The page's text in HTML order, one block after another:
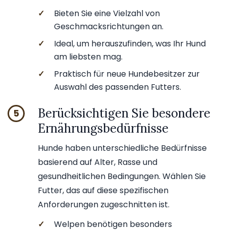
✓
Bieten Sie eine Vielzahl von
Geschmacksrichtungen an.
✓
Ideal, um herauszufinden, was Ihr Hund
am liebsten mag.
✓
Praktisch für neue Hundebesitzer zur
Auswahl des passenden Futters.
5
Berücksichtigen Sie besondere
Ernährungsbedürfnisse
Hunde haben unterschiedliche Bedürfnisse
basierend auf Alter, Rasse und
gesundheitlichen Bedingungen. Wählen Sie
Futter, das auf diese spezifischen
Anforderungen zugeschnitten ist.
✓
Welpen benötigen besonders